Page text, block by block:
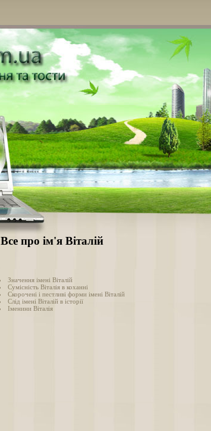
Все про ім'я Віталій
Значення імені Віталій
Сумісність Віталія в коханні
Скорочені і пестливі форми імені Віталій
Слід імені Віталій в історії
Іменини Віталія